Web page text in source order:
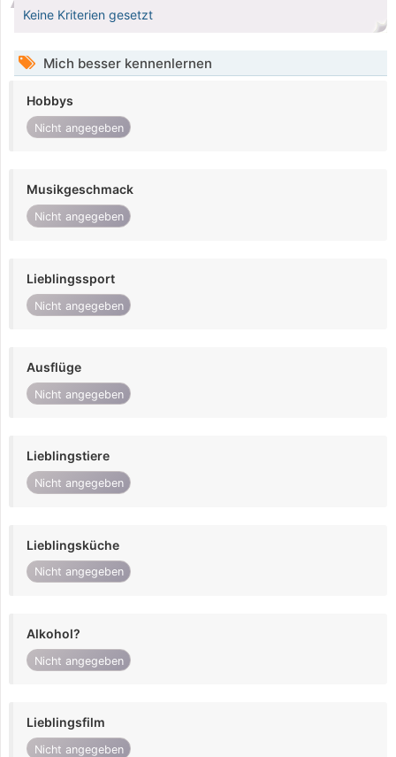
Keine Kriterien gesetzt
Mich besser kennenlernen
Hobbys
Nicht angegeben
Musikgeschmack
Nicht angegeben
Lieblingssport
Nicht angegeben
Ausflüge
Nicht angegeben
Lieblingstiere
Nicht angegeben
Lieblingsküche
Nicht angegeben
Alkohol?
Nicht angegeben
Lieblingsfilm
Nicht angegeben